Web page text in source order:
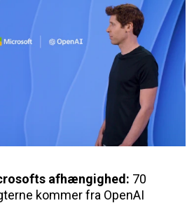
afhængighed: 70
kommer fra OpenAI